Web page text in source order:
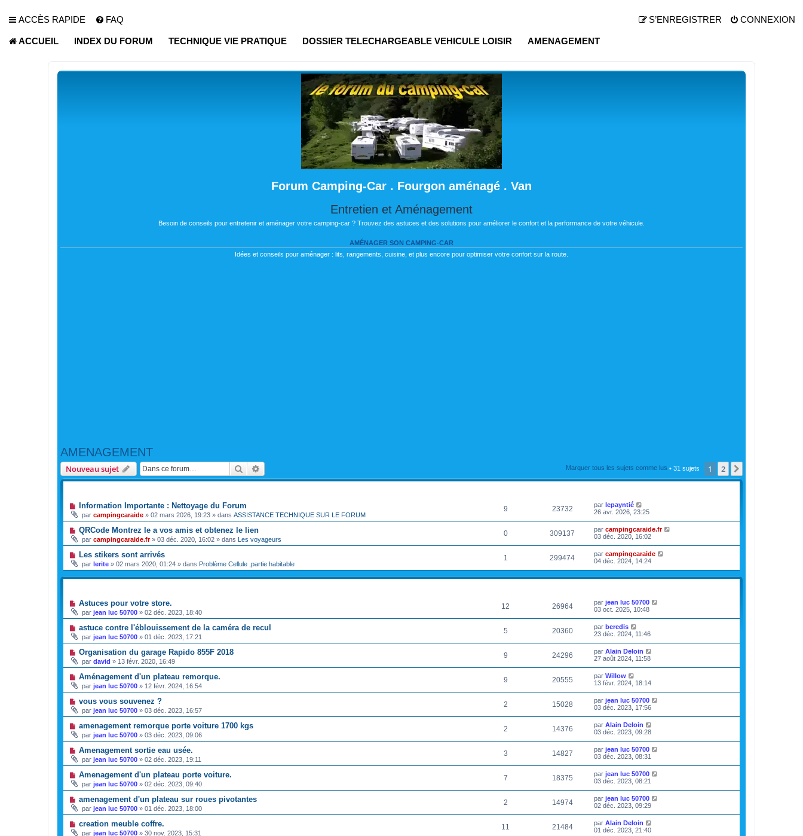
ACCÈS RAPIDE FAQ CONNEXION
S’ENREGISTRER
ACCUEIL INDEX DU FORUM TECHNIQUE VIE PRATIQUE DOSSIER TELECHARGEABLE VEHICULE LOISIR AMENAGEMENT
Forum Camping-Car . Fourgon aménagé . Van
Entretien et Aménagement
Besoin de conseils pour entretenir et aménager votre camping-car ? Trouvez des astuces et des solutions pour améliorer le confort et la performance de votre véhicule.
AMÉNAGER SON CAMPING-CAR
Idées et conseils pour aménager : lits, rangements, cuisine, et plus encore pour optimiser votre confort sur la route.
AMENAGEMENT
Nouveau sujet Rechercher Marquer tous les sujets comme lus • 31 sujets 1 2
Information Importante : Nettoyage du Forum
par campingcaraide » 02 mars 2026, 19:23 » dans ASSISTANCE TECHNIQUE SUR LE FORUM
9 23732 par lepayntié
26 avr. 2026, 23:25
QRCode Montrez le a vos amis et obtenez le lien
par campingcaraide.fr» 03 déc. 2020, 16:02 » dans Les voyageurs
0 309137 par campingcaraide.fr
03 déc. 2020, 16:02
Les stikers sont arrivés
par lerite » 02 mars 2020, 01:24 » dans Problème Cellule ,partie habitable
1 299474 par campingcaraide
04 déc. 2024, 14:24
Astuces pour votre store.
par jean luc 50700 » 02 déc. 2023, 18:40
12 26964 par jean luc 50700
03 oct. 2025, 10:48
astuce contre l'éblouissement de la caméra de recul
par jean luc 50700 » 01 déc. 2023, 17:21
5 20360 par beredis
23 déc. 2024, 11:46
Organisation du garage Rapido 855F 2018
par david » 13 févr. 2020, 16:49
9 24296 par Alain Deloin
27 août 2024, 11:58
Aménagement d'un plateau remorque.
par jean luc 50700 » 12 févr. 2024, 16:54
9 20555 par Willow
13 févr. 2024, 18:14
vous vous souvenez ?
par jean luc 50700 » 03 déc. 2023, 16:57
2 15028 par jean luc 50700
03 déc. 2023, 17:56
amenagement remorque porte voiture 1700 kgs
par jean luc 50700 » 03 déc. 2023, 09:06
2 14376 par Alain Deloin
03 déc. 2023, 09:28
Amenagement sortie eau usée.
par jean luc 50700 » 02 déc. 2023, 19:11
3 14827 par jean luc 50700
03 déc. 2023, 08:31
Amenagement d'un plateau porte voiture.
par jean luc 50700 » 02 déc. 2023, 09:40
7 18375 par jean luc 50700
03 déc. 2023, 08:21
amenagement d'un plateau sur roues pivotantes
par jean luc 50700 » 01 déc. 2023, 18:00
2 14974 par jean luc 50700
02 déc. 2023, 09:29
creation meuble coffre.
par jean luc 50700 » 30 nov. 2023, 15:31
11 21484 par Alain Deloin
01 déc. 2023, 21:40